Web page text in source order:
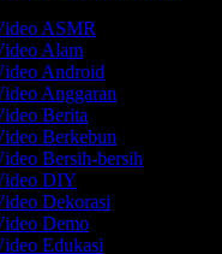
ASMR
Alam
Android
Anggaran
Berita
Berkebun
Bersih-bersih
DIY
Dekorasi
Demo
Edukasi